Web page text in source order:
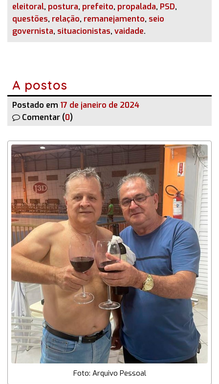
eleitoral, postura, prefeito, propalada, PSD,
questões, relação, remanejamento, seio
governista, situacionistas, vaidade.
A postos
Postado em 17 de janeiro de 2024
Comentar (0)
Foto: Arquivo Pessoal